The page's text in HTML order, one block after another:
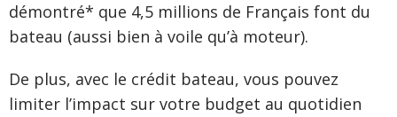
démontré* que 4,5 millions de Français font du
bateau (aussi bien à voile qu’à moteur).
De plus, avec le crédit bateau, vous pouvez
limiter l’impact sur votre budget au quotidien